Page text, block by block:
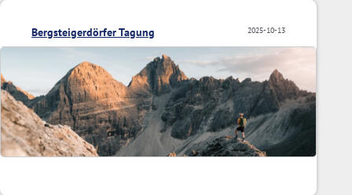
2025-10-13
Bergsteigerdörfer Tagung